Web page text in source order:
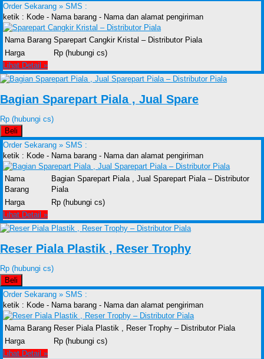
Order Sekarang » SMS :
ketik : Kode - Nama barang - Nama dan alamat pengiriman
Nama Barang Sparepart Cangkir Kristal – Distributor Piala
Harga
Rp (hubungi cs)
Lihat Detail »
Bagian Sparepart Piala , Jual Spare
Rp (hubungi cs)
Beli
Order Sekarang » SMS :
ketik : Kode - Nama barang - Nama dan alamat pengiriman
Nama
Barang
Bagian Sparepart Piala , Jual Sparepart Piala – Distributor
Piala
Harga
Rp (hubungi cs)
Lihat Detail »
Reser Piala Plastik , Reser Trophy
Rp (hubungi cs)
Beli
Order Sekarang » SMS :
ketik : Kode - Nama barang - Nama dan alamat pengiriman
Nama Barang Reser Piala Plastik , Reser Trophy – Distributor Piala
Harga
Rp (hubungi cs)
Lihat Detail »